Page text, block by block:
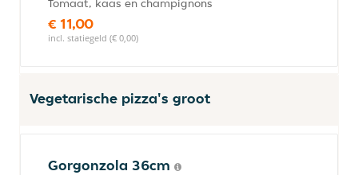
Tomaat, kaas en champignons
€ 11,00
incl. statiegeld (€ 0,00)
Vegetarische pizza's groot
Gorgonzola 36cm